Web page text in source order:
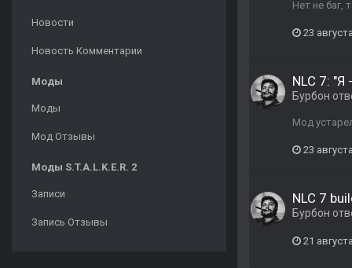
Новости
Новость Комментарии
Моды
Моды
Мод Отзывы
Моды S.T.A.L.K.E.R. 2
Записи
Запись Отзывы
Нет не баг,
23
NLC 7:
Бурбон
Мод
23
NLC 7
Бурбон
21